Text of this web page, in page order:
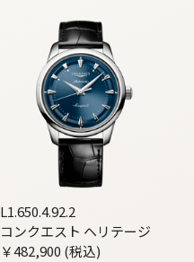
L1.650.4.92.2
コンクエスト ヘリテージ
￥482,900 (税込)